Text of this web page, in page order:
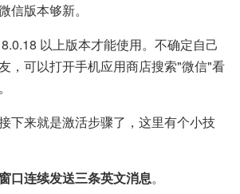
信版本够新。
以上版本才能使用。不确定自己
，可以打开手机应用商店搜索"微信"看
下来就是激活步骤了，这里有个小技
口连续发送三条英文消息。